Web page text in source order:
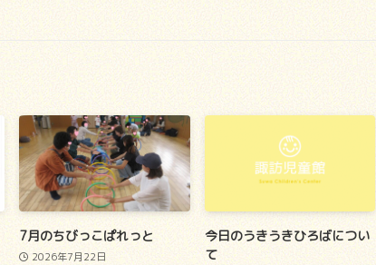
7月のちびっこぱれっと
2026年7月22日
今日のうきうきひろばについ
て